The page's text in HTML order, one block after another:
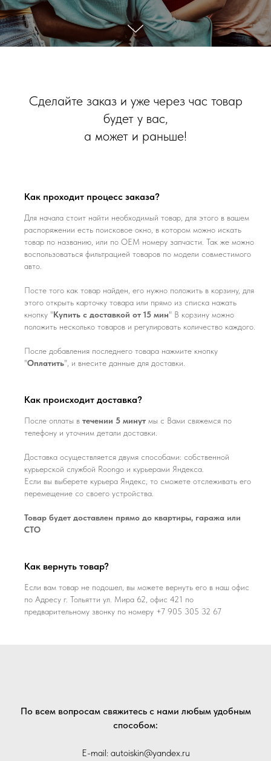
Сделайте заказ и уже через час товар
будет у вас,
а может и раньше!
Как проходит процесс заказа?
Для начала стоит найти необходимый товар, для этого в вашем
распоряжении есть поисковое окно, в котором можно искать
товар по названию, или по ОЕМ номеру запчасти. Так же можно
воспользоваться фильтрацией товаров по модели совместимого
авто.
Посте того как товар найден, его нужно положить в корзину, для
этого открыть карточку товара или прямо из списка нажать
кнопку "Купить с доставкой от 15 мин" В корзину можно
положить несколько товаров и регулировать количество каждого.
После добавления последнего товара нажмите кнопку
"Оплатить", и внесите данные для доставки.
Как происходит доставка?
После оплаты в течении 5 минут мы с Вами свяжемся по
телефону и уточним детали доставки.
Доставка осуществляется двумя способами: собственной
курьерской службой Roongo и курьерами Яндекса.
Если вы выберете курьера Яндекс, то сможете отслеживать его
перемещение со своего устройства.
Товар будет доставлен прямо до квартиры, гаража или
СТО
Как вернуть товар?
Если вам товар не подошел, вы можете вернуть его в наш офис
по Адресу г. Тольятти ул. Мира 62, офис 421 по
предварительному звонку по номеру +7 905 305 32 67
По всем вопросам свяжитесь с нами любым удобным
способом:
E-mail: autoiskin@yandex.ru